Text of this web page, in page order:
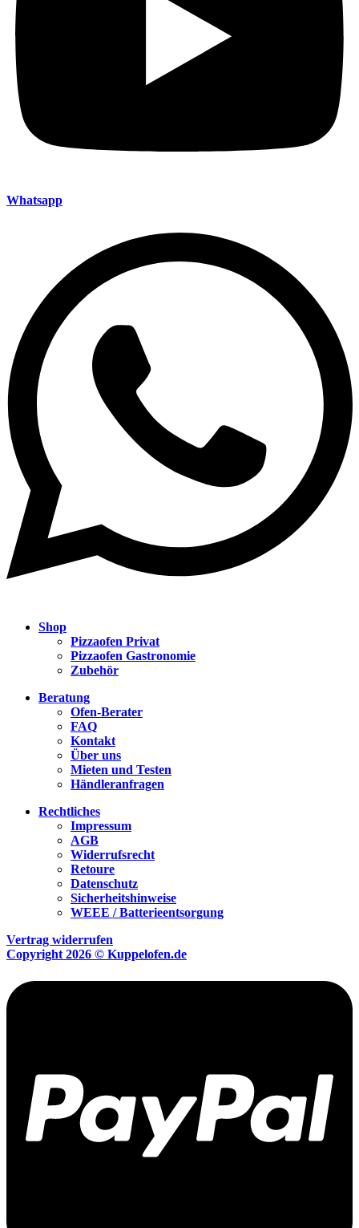
Whatsapp
Shop
Pizzaofen Privat
Pizzaofen Gastronomie
Zubehör
Beratung
Ofen-Berater
FAQ
Kontakt
Über uns
Mieten und Testen
Händleranfragen
Rechtliches
Impressum
AGB
Widerrufsrecht
Retoure
Datenschutz
Sicherheitshinweise
WEEE / Batterieentsorgung
Vertrag widerrufen
Copyright 2026 © Kuppelofen.de